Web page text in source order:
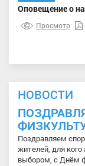
Оповещение о
Просмотр
НОВОСТИ
Поздравляем
жителей, для
выбором, с Днём